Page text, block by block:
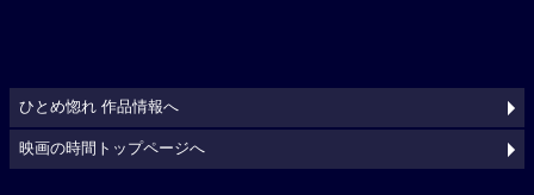
ひとめ惚れ 作品情報へ
映画の時間トップページへ